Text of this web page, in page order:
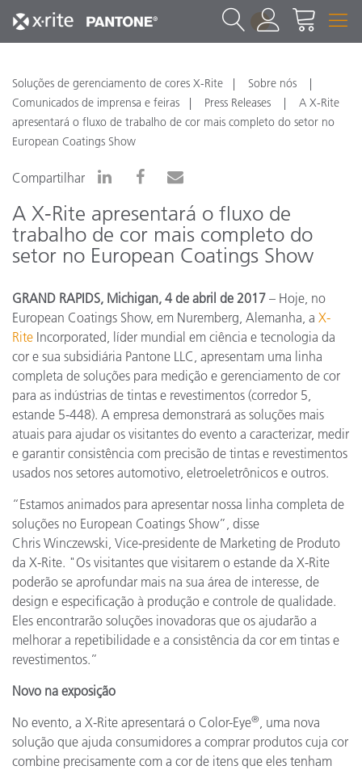
1
Soluções de gerenciamento de cores X-Rite
Sobre nós
Comunicados de imprensa e feiras
Press Releases
A X-Rite
apresentará o fluxo de trabalho de cor mais completo do setor no
European Coatings Show
Compartilhar
A X-Rite apresentará o fluxo de
trabalho de cor mais completo do
setor no European Coatings Show
GRAND RAPIDS, Michigan, 4 de abril de 2017 – Hoje, no
European Coatings Show, em Nuremberg, Alemanha, a X-
Rite Incorporated, líder mundial em ciência e tecnologia da
cor e sua subsidiária Pantone LLC, apresentam uma linha
completa de soluções para medição e gerenciamento de cor
para as indústrias de tintas e revestimentos (corredor 5,
estande 5-448). A empresa demonstrará as soluções mais
atuais para ajudar os visitantes do evento a caracterizar, medir
e garantir consistência com precisão de tintas e revestimentos
usados nos setores automotivo, eletroeletrônicos e outros.
“Estamos animados para apresentar nossa linha completa de
soluções no European Coatings Show”, disse
Chris Winczewski, Vice-presidente de Marketing de Produto
da X-Rite. "Os visitantes que visitarem o estande da X-Rite
poderão se aprofundar mais na sua área de interesse, de
design e especificação à produção e controle de qualidade.
Eles encontrarão soluções inovadoras que os ajudarão a
melhorar a repetibilidade e a consistência da cor em tintas e
revestimentos.”
Novo na exposição
No evento, a X-Rite apresentará o Color-Eye®
, uma nova
solução que ajuda consumidores a comprar produtos cuja cor
combine precisamente com a cor de itens que eles tenham